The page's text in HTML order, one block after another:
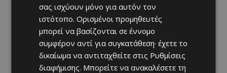
σας ισχύουν μόνο για αυτόν τον
ιστότοπο. Ορισμένοι προμηθευτές
μπορεί να βασίζονται σε έννομο
συμφέρον αντί για συγκατάθεση· έχετε το
δικαίωμα να αντιταχθείτε στις Ρυθμίσεις
διαφήμισης. Μπορείτε να ανακαλέσετε τη